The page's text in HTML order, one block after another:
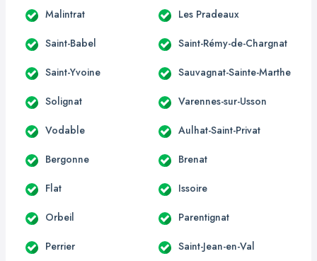
Malintrat Les Pradeaux
Saint-Babel Saint-Rémy-de-Chargnat
Saint-Yvoine Sauvagnat-Sainte-Marthe
Solignat Varennes-sur-Usson
Vodable Aulhat-Saint-Privat
Bergonne Brenat
Flat Issoire
Orbeil Parentignat
Perrier Saint-Jean-en-Val